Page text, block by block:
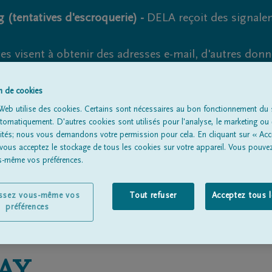
(tentatives d'escroquerie) - DELA reçoit des
visent à obtenir des adresses e-mail, d'autres
et vérifiez soigneusement l'expéditeur.
Cependant, les tentatives d'hameçonnage et de
Tous les avis de décès
de cookies
utilise des cookies. Certains sont nécessaires au bon fonctionnement du
D'autres cookies sont utilisés pour l'analyse, le marketing ou
nous vous demandons votre permission pour cela. En cliquant sur «
acceptez le stockage de tous les cookies sur votre appareil. Vous
même vos préférences.
Tout refuser Acceptez tous
vous-même vos
préférences